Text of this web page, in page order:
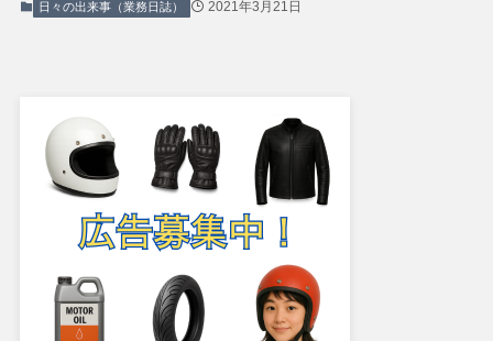
日々の出来事（業務日誌） 2021年3月21日